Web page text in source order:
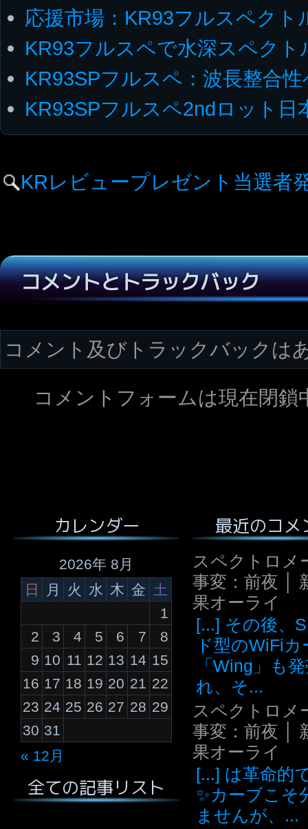
応援市場：KR93フルスペクト
KR93フルスペで水深スペクト
KR93SPフルスペ：波長整合
KR93SPフルスペ2ndロット日
KRレビュープレゼント当選者
コメントとトラックバック
コメント及びトラックバックは
コメントフォームは現在閉鎖
カレンダー
2026年 8月
日
月 火 水 木 金 土
« 12月
1
2
3 4 5 6 7
8
9 10 11 12 13 14 15
16 17 18 19 20 21 22
23 24 25 26 27 28 29
30 31
全ての記事リスト
最近のコメ
スペクトロメ
事変：前夜 │
果オーライ
[...] その後、
ド型のWiFiカ
「Wing」も
れ、そ...
スペクトロメ
事変：前夜 │
果オーライ
[...] は革命的
✨カーブこそ
ませんが、...